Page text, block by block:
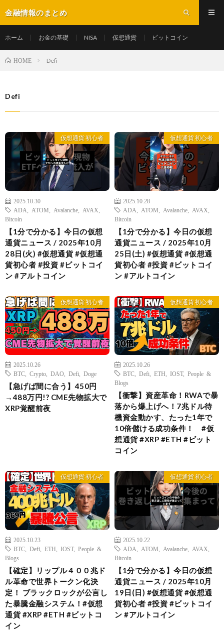
金融情報のまとめ
ホーム お金の基礎 NISA 仮想通貨 ビットコイン
HOME Defi
Defi
仮想通貨 初心者
2025.10.30
ADA
ATOM Avalanche AVAX
Bitcoin
【1分で分かる】今日の仮想
通貨ニュース / 2025年10月
28日(火) #仮想通貨 #仮想通
貨初心者 #投資 #ビットコイ
ン #アルトコイン
仮想通貨 初心者
2025.10.28
ADA
ATOM Avalanche AVAX
Bitcoin
【1分で分かる】今日の仮想
通貨ニュース / 2025年10月
25日(土) #仮想通貨 #仮想通
貨初心者 #投資 #ビットコイ
ン #アルトコイン
仮想通貨 初心者
2025.10.26
BTC
Crypto DAO Defi Doge
【急げば間に合う】450円
→488万円!? CME先物拡大で
XRP覚醒前夜
仮想通貨 初心者
2025.10.26
BTC
Defi ETH IOST, People &
Blogs
【衝撃】資産革命！RWAで暴
落から爆上げへ！7兆ドル待
機資金動かす、たった1年で
10倍儲ける成功条件！ #仮
想通貨 #XRP #ETH #ビット
コイン
仮想通貨 初心者
2025.10.23
BTC
Defi ETH IOST, People &
Blogs
【確定】リップル４００兆ド
ル革命で世界トークン化決
定！ ブラックロックが公言し
た暴騰金融システム！#仮想
通貨 #XRP #ETH #ビットコ
イン
仮想通貨 初心者
2025.10.22
ADA
ATOM Avalanche AVAX
Bitcoin
【1分で分かる】今日の仮想
通貨ニュース / 2025年10月
19日(日) #仮想通貨 #仮想通
貨初心者 #投資 #ビットコイ
ン #アルトコイン